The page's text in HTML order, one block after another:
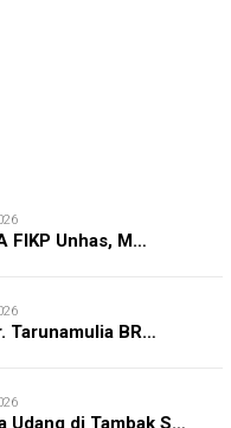
FIKP Unhas, M…
Tarunamulia BR…
Udang di Tambak S…